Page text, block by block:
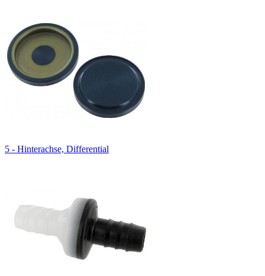
5 - Hinterachse, Differential